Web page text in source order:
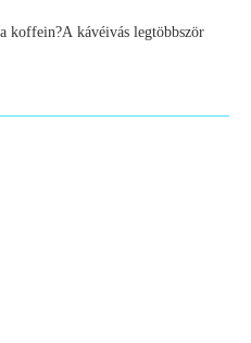
koffein?A kávéivás legtöbbször